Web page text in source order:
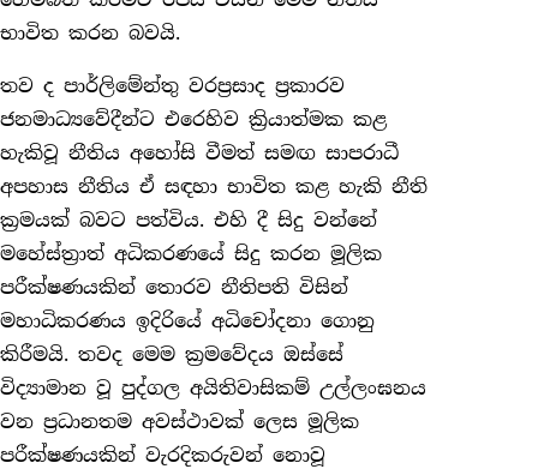
භාවිත කරන බවයි.
තව ද පාර්ලිමේන්තු වරප්‍රසාද ප්‍රකාරව
ජනමාධ්‍යවේදීන්ට එරෙහිව ක්‍රියාත්මක කළ
හැකිවූ නීතිය අහෝසි වීමත් සමඟ සාපරාධී
අපහාස නීතිය ඒ සඳහා භාවිත කළ හැකි නීති
ක්‍රමයක් බවට පත්විය. එහි දී සිදු වන්නේ
මහේස්ත්‍රාත් අධිකරණයේ සිදු කරන මූලික
පරීක්ෂණයකින් තොරව නීතිපති විසින්
මහාධිකරණය ඉදිරියේ අධිචෝදනා ගොනු
කිරීමයි. තවද මෙම ක්‍රමවේදය ඔස්සේ
විද්‍යාමාන වූ පුද්ගල අයිතිවාසිකම් උල්ලංඝනය
වන ප්‍රධානතම අවස්ථාවක් ලෙස මූලික
පරීක්ෂණයකින් වැරදිකරුවන් නොවූ